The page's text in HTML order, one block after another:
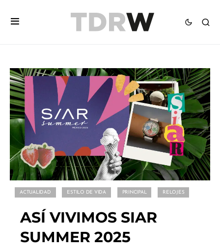
ACTUALIDAD ESTILO DE VIDA PRINCIPAL RELOJES
ASÍ VIVIMOS SIAR
SUMMER 2025